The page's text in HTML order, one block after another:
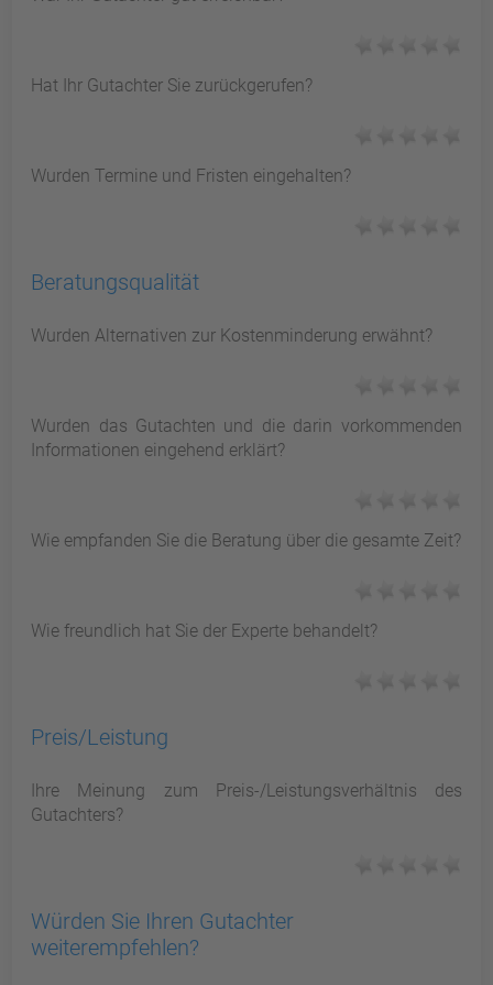
Hat Ihr Gutachter Sie zurückgerufen?
Wurden Termine und Fristen eingehalten?
Beratungsqualität
Wurden Alternativen zur Kostenminderung erwähnt?
Wurden das Gutachten und die darin vorkommenden
Informationen eingehend erklärt?
Wie empfanden Sie die Beratung über die gesamte Zeit?
Wie freundlich hat Sie der Experte behandelt?
Preis/Leistung
Ihre Meinung zum Preis-/Leistungsverhältnis des
Gutachters?
Würden Sie Ihren Gutachter
weiterempfehlen?